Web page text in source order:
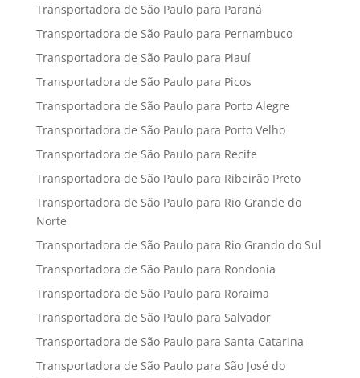
Transportadora de São Paulo para Paraná
Transportadora de São Paulo para Pernambuco
Transportadora de São Paulo para Piauí
Transportadora de São Paulo para Picos
Transportadora de São Paulo para Porto Alegre
Transportadora de São Paulo para Porto Velho
Transportadora de São Paulo para Recife
Transportadora de São Paulo para Ribeirão Preto
Transportadora de São Paulo para Rio Grande do
Norte
Transportadora de São Paulo para Rio Grando do Sul
Transportadora de São Paulo para Rondonia
Transportadora de São Paulo para Roraima
Transportadora de São Paulo para Salvador
Transportadora de São Paulo para Santa Catarina
Transportadora de São Paulo para São José do